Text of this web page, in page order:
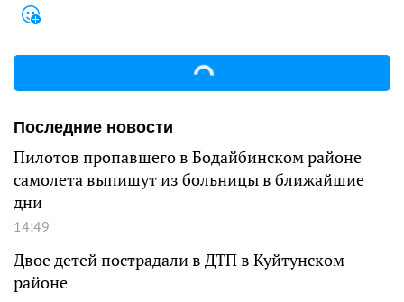
Последние новости
Пилотов пропавшего в Бодайбинском районе
самолета выпишут из больницы в ближайшие
дни
14:49
Двое детей пострадали в ДТП в Куйтунском
районе